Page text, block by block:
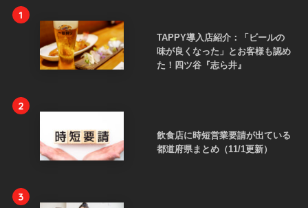
1
TAPPY導入店紹介：「ビールの
味が良くなった」とお客様も認め
た！四ツ谷『志ら井』
2
飲食店に時短営業要請が出ている
都道府県まとめ（11/1更新）
3